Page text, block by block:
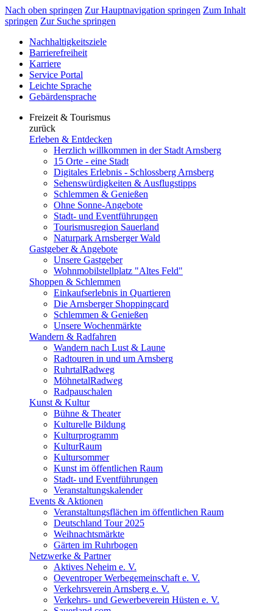
Nach oben springen Zur Hauptnavigation springen Zum Inhalt
springen Zur Suche springen
Nachhaltigkeitsziele
Barrierefreiheit
Karriere
Service Portal
Leichte Sprache
Gebärdensprache
Freizeit & Tourismus
zurück
Erleben & Entdecken
Herzlich willkommen in der Stadt Arnsberg
15 Orte - eine Stadt
Digitales Erlebnis - Schlossberg Arnsberg
Sehenswürdigkeiten & Ausflugstipps
Schlemmen & Genießen
Ohne Sonne-Angebote
Stadt- und Eventführungen
Tourismusregion Sauerland
Naturpark Arnsberger Wald
Gastgeber & Angebote
Unsere Gastgeber
Wohnmobilstellplatz "Altes Feld"
Shoppen & Schlemmen
Einkaufserlebnis in Quartieren
Die Arnsberger Shoppingcard
Schlemmen & Genießen
Unsere Wochenmärkte
Wandern & Radfahren
Wandern nach Lust & Laune
Radtouren in und um Arnsberg
RuhrtalRadweg
MöhnetalRadweg
Radpauschalen
Kunst & Kultur
Bühne & Theater
Kulturelle Bildung
Kulturprogramm
KulturRaum
Kultursommer
Kunst im öffentlichen Raum
Stadt- und Eventführungen
Veranstaltungskalender
Events & Aktionen
Veranstaltungsflächen im öffentlichen Raum
Deutschland Tour 2025
Weihnachtsmärkte
Gärten im Ruhrbogen
Netzwerke & Partner
Aktives Neheim e. V.
Oeventroper Werbegemeinschaft e. V.
Verkehrsverein Arnsberg e. V.
Verkehrs- und Gewerbeverein Hüsten e. V.